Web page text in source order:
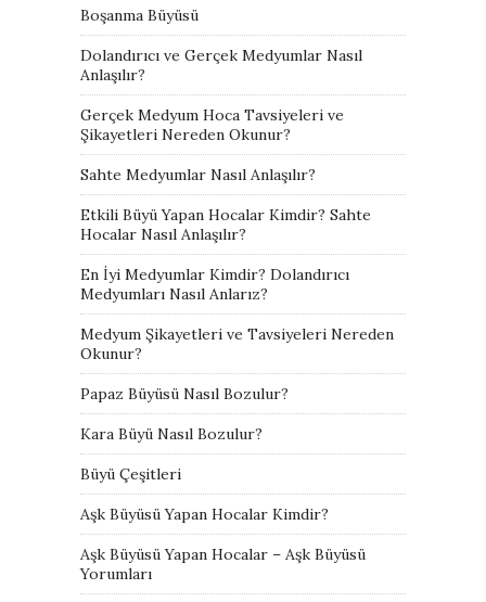
Boşanma Büyüsü
Dolandırıcı ve Gerçek Medyumlar Nasıl
Anlaşılır?
Gerçek Medyum Hoca Tavsiyeleri ve
Şikayetleri Nereden Okunur?
Sahte Medyumlar Nasıl Anlaşılır?
Etkili Büyü Yapan Hocalar Kimdir? Sahte
Hocalar Nasıl Anlaşılır?
En İyi Medyumlar Kimdir? Dolandırıcı
Medyumları Nasıl Anlarız?
Medyum Şikayetleri ve Tavsiyeleri Nereden
Okunur?
Papaz Büyüsü Nasıl Bozulur?
Kara Büyü Nasıl Bozulur?
Büyü Çeşitleri
Aşk Büyüsü Yapan Hocalar Kimdir?
Aşk Büyüsü Yapan Hocalar – Aşk Büyüsü
Yorumları